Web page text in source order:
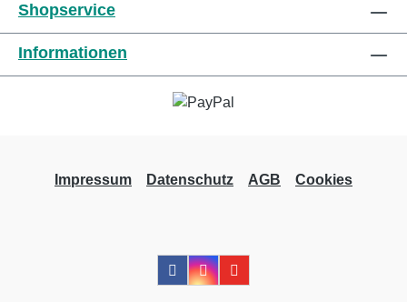
Informationen des Herstellers Kaufen Sie jetzt
Urgolast Universal online bei uns und
profitieren Sie von unserem schnellen
Versand und unserem hervorragenden
Shopservice
Informationen
Impressum Datenschutz AGB Cookies